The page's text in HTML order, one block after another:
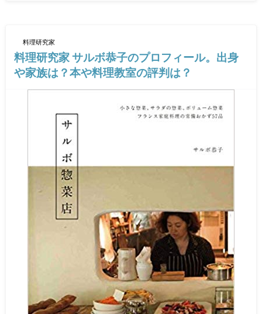
料理研究家
料理研究家 サルボ恭子のプロフィール。出身
や家族は？本や料理教室の評判は？